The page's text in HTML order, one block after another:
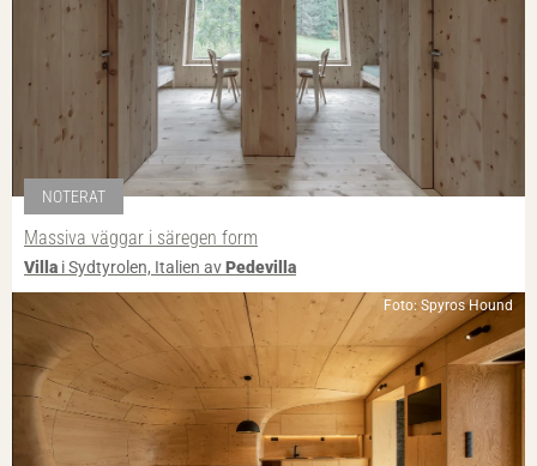
NOTERAT
Massiva väggar i säregen form
Villa i Sydtyrolen, Italien avPedevilla
Foto: Spyros Hound